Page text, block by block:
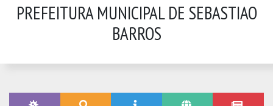
PREFEITURA MUNICIPAL DE SEBASTIAO
BARROS